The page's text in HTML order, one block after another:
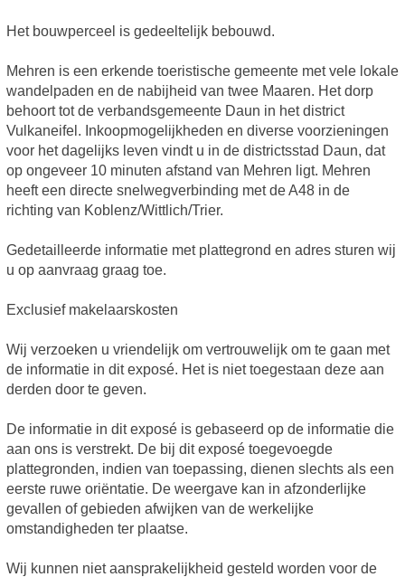
Het bouwperceel is gedeeltelijk bebouwd.
Mehren is een erkende toeristische gemeente met vele lokale
wandelpaden en de nabijheid van twee Maaren. Het dorp
behoort tot de verbandsgemeente Daun in het district
Vulkaneifel. Inkoopmogelijkheden en diverse voorzieningen
voor het dagelijks leven vindt u in de districtsstad Daun, dat
op ongeveer 10 minuten afstand van Mehren ligt. Mehren
heeft een directe snelwegverbinding met de A48 in de
richting van Koblenz/Wittlich/Trier.
Gedetailleerde informatie met plattegrond en adres sturen wij
u op aanvraag graag toe.
Exclusief makelaarskosten
Wij verzoeken u vriendelijk om vertrouwelijk om te gaan met
de informatie in dit exposé. Het is niet toegestaan deze aan
derden door te geven.
De informatie in dit exposé is gebaseerd op de informatie die
aan ons is verstrekt. De bij dit exposé toegevoegde
plattegronden, indien van toepassing, dienen slechts als een
eerste ruwe oriëntatie. De weergave kan in afzonderlijke
gevallen of gebieden afwijken van de werkelijke
omstandigheden ter plaatse.
Wij kunnen niet aansprakelijkheid gesteld worden voor de